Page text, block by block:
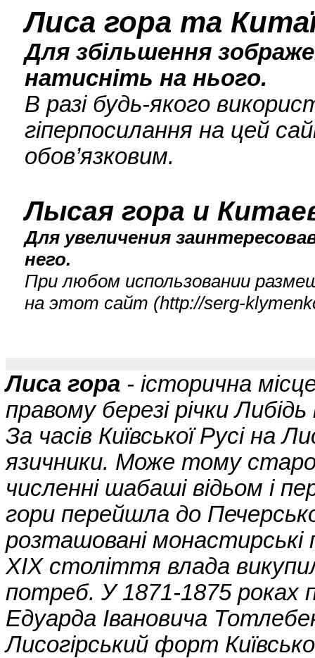
Лиса гора та
Для збільшення
натисніть на нього.
В разі будь-якого
гіперпосилання на цей
обов’язковим.
Лысая гора и
Для увеличения
него.
При любом использовании
на этот сайт (http://serg-
Лиса гора - історична
правому березі річки Либідь
За часів Київської Русі на
язичники. Може тому
численні шабаші відьом і
гори перейшла до
розташовані монастирські
XIX століття влада
потреб. У 1871-1875 роках
Едуарда Івановича
Лисогірський форт